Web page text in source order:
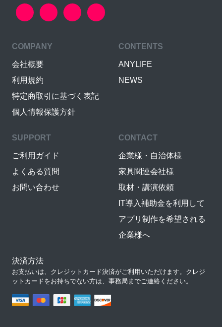
COMPANY
会社概要
利用規約
特定商取引に基づく表記
個人情報保護方針
CONTENTS
ANYLIFE
NEWS
SUPPORT
ご利用ガイド
よくある質問
お問い合わせ
CONTACT
企業様・自治体様
家具関連会社様
取材・講演依頼
IT導入補助金を利用して
アプリ制作を希望される
企業様へ
決済方法
お支払いは、クレジットカード決済がご利用いただけます。クレジ
ットカードをお持ちでない方は、事務局までご連絡ください。